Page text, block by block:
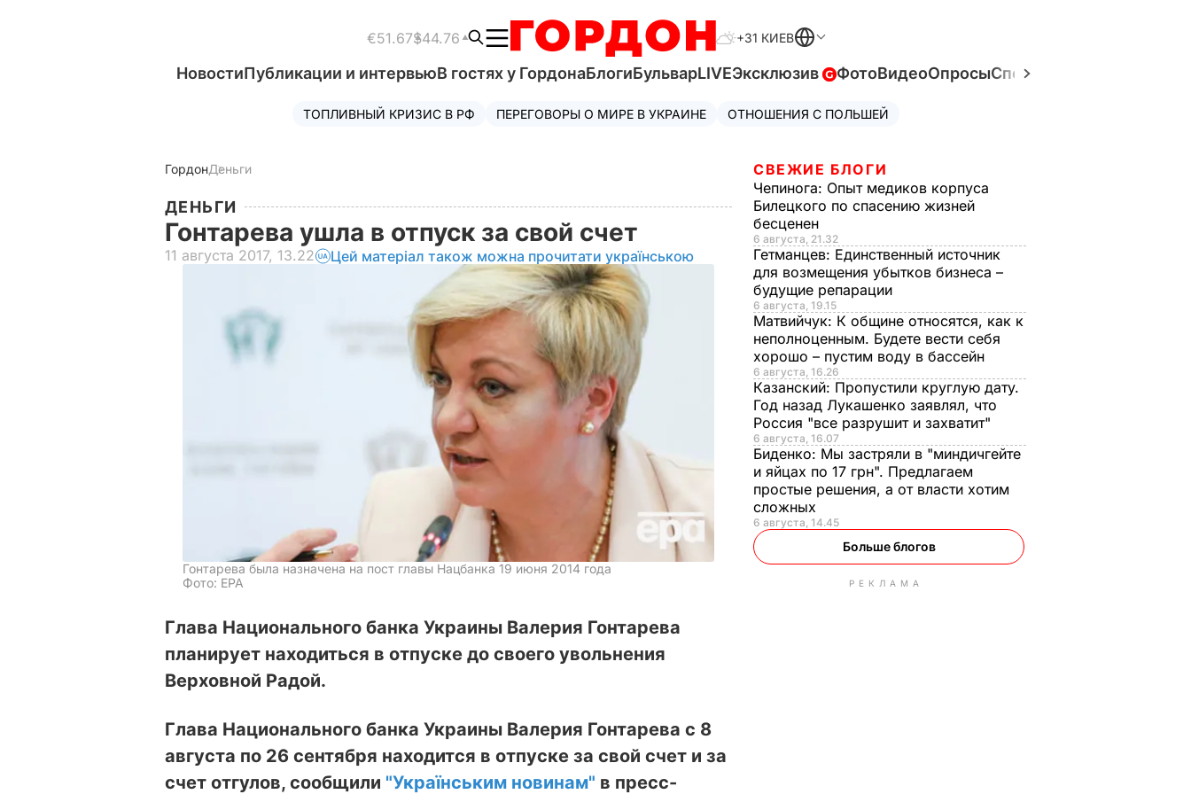
€51.67$44.76 +31 КИЕВ
НовостиПубликации и интервьюВ гостях у ГордонаБлогиБульварLIVEЭксклюзив ФотоВидеоОпросыСпецпроекты
ТОПЛИВНЫЙ КРИЗИС В РФ ПЕРЕГОВОРЫ О МИРЕ В УКРАИНЕ ОТНОШЕНИЯ С ПОЛЬШЕЙ
ГордонДеньги
ДЕНЬГИ
Гонтарева ушла в отпуск за свой счет
11 августа 2017, 13.22 Цей матеріал також можна прочитати українською
Гонтарева была назначена на пост главы Нацбанка 19 июня 2014 года
Фото: EPA
Глава Национального банка Украины Валерия Гонтарева
планирует находиться в отпуске до своего увольнения
Верховной Радой.
Глава Национального банка Украины Валерия Гонтарева с 8
августа по 26 сентября находится в отпуске за свой счет и за
счет отгулов, сообщили "Українським новинам" в пресс-
СВЕЖИЕ БЛОГИ
Чепинога: Опыт медиков корпуса
Билецкого по спасению жизней
бесценен
6 августа, 21.32
Гетманцев: Единственный источник
для возмещения убытков бизнеса –
будущие репарации
6 августа, 19.15
Матвийчук: К общине относятся, как к
неполноценным. Будете вести себя
хорошо – пустим воду в бассейн
6 августа, 16.26
Казанский: Пропустили круглую дату.
Год назад Лукашенко заявлял, что
Россия "все разрушит и захватит"
6 августа, 16.07
Биденко: Мы застряли в "миндичгейте
и яйцах по 17 грн". Предлагаем
простые решения, а от власти хотим
сложных
6 августа, 14.45
Больше блогов
РЕКЛАМА